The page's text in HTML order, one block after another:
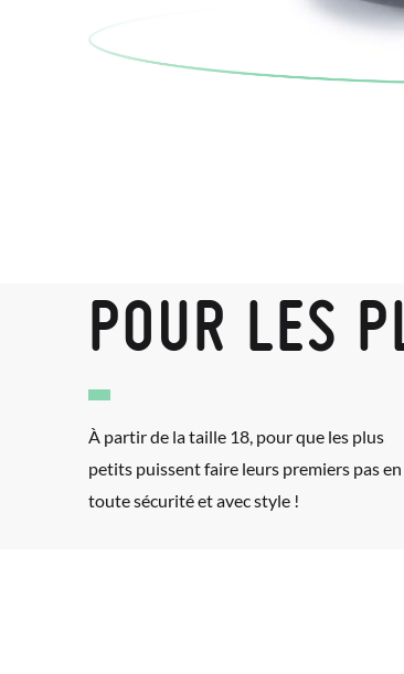
POUR LES
À partir de la taille 18, pour que les plus
petits puissent faire leurs premiers pas en
toute sécurité et avec style !